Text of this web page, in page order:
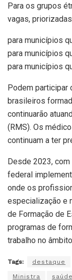
Para os grupos
vagas,
para municípios
para municípios
para municípios
Podem participar
brasileiros
continuarão
(RMS). Os
continuam a ter
Desde 2023,
federal
onde os
especialização e
de Formação de
programas de
trabalho no
Tags: destaque
Ministra saúde